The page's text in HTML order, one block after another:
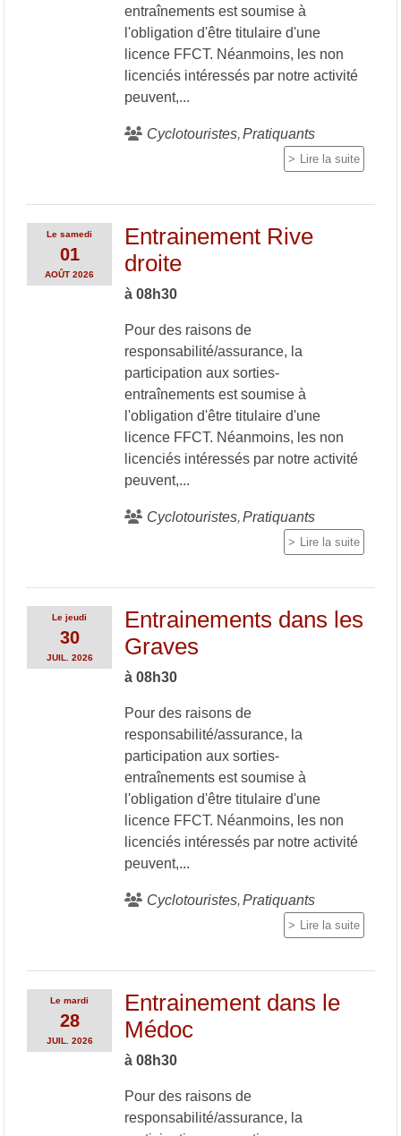
entraînements est soumise à
l'obligation d'être titulaire d'une
licence FFCT. Néanmoins, les non
licenciés intéressés par notre activité
peuvent,...
Cyclotouristes Pratiquants
Lire la suite
Lesamedi
01
AOÛT 2026
Entrainement Rive
droite
à 08h30
Pour des raisons de
responsabilité/assurance, la
participation aux sorties-
entraînements est soumise à
l'obligation d'être titulaire d'une
licence FFCT. Néanmoins, les non
licenciés intéressés par notre activité
peuvent,...
Cyclotouristes Pratiquants
Lire la suite
Lejeudi
30
JUIL. 2026
Entrainements dans les
Graves
à 08h30
Pour des raisons de
responsabilité/assurance, la
participation aux sorties-
entraînements est soumise à
l'obligation d'être titulaire d'une
licence FFCT. Néanmoins, les non
licenciés intéressés par notre activité
peuvent,...
Cyclotouristes Pratiquants
Lire la suite
Lemardi
28
JUIL. 2026
Entrainement dans le
Médoc
à 08h30
Pour des raisons de
responsabilité/assurance, la